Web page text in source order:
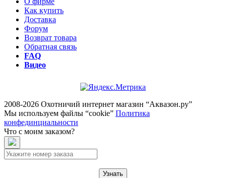
Как купить
Доставка
Форум
Возврат товара
Обратная связь
FAQ
Видео
2008-2026 Охотничий интернет магазин “Аквазон.ру”
Мы используем файлы “cookie” Политика
конфединциальности
Что с моим заказом?
Узнать